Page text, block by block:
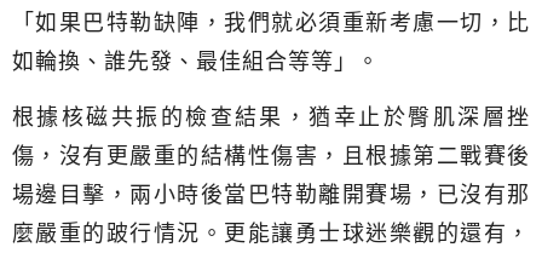
「如果巴特勒缺陣，我們就必須重新考慮一切，比
如輪換、誰先發、最佳組合等等」。
根據核磁共振的檢查結果，猶幸止於臀肌深層挫
傷，沒有更嚴重的結構性傷害，且根據第二戰賽後
場邊目擊，兩小時後當巴特勒離開賽場，已沒有那
麼嚴重的跛行情況。更能讓勇士球迷樂觀的還有，